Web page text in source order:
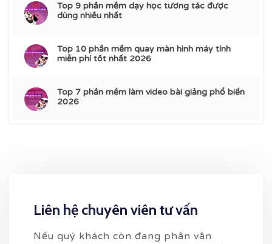
Top 9 phần mềm dạy học tương tác được
dùng nhiều nhất
Top 10 phần mềm quay màn hình máy tính
miễn phí tốt nhất 2026
Top 7 phần mềm làm video bài giảng phổ biến
2026
Liên hệ chuyên viên tư vấn
Nếu quý khách còn đang phân vân